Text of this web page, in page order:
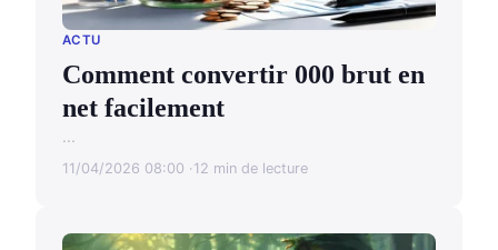
ACTU
Comment convertir 000 brut en
net facilement
...
11/04/2026 08:00 12 min de lecture